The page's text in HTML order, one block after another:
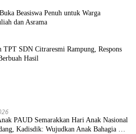
Beasiswa Penuh untuk Warga
dan Asrama
TPT SDN Citraresmi Rampung, Respons
Hasil
PAUD Semarakkan Hari Anak Nasional
Kadisdik: Wujudkan Anak Bahagia dan